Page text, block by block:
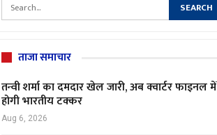
ताजा समाचार
तन्वी शर्मा का दमदार खेल जारी, अब क्वार्टर फाइनल में
होगी भारतीय टक्कर
Aug 6, 2026